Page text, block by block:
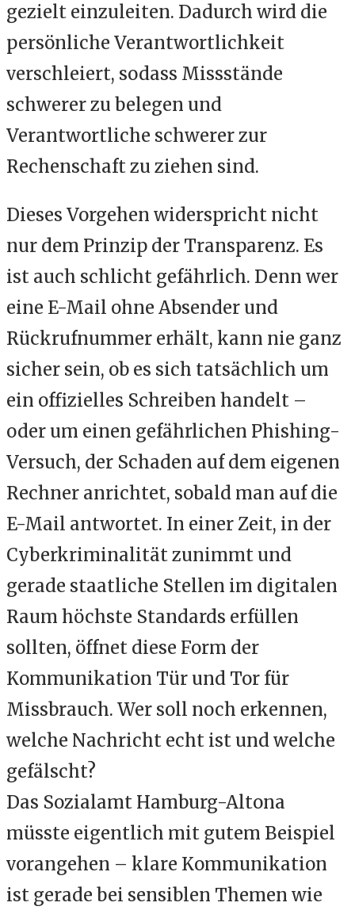
gezielt einzuleiten. Dadurch wird die
persönliche Verantwortlichkeit
verschleiert, sodass Missstände
schwerer zu belegen und
Verantwortliche schwerer zur
Rechenschaft zu ziehen sind.
Dieses Vorgehen widerspricht nicht
nur dem Prinzip der Transparenz. Es
ist auch schlicht gefährlich. Denn wer
eine E-Mail ohne Absender und
Rückrufnummer erhält, kann nie ganz
sicher sein, ob es sich tatsächlich um
ein offizielles Schreiben handelt –
oder um einen gefährlichen Phishing-
Versuch, der Schaden auf dem eigenen
Rechner anrichtet, sobald man auf die
E-Mail antwortet. In einer Zeit, in der
Cyberkriminalität zunimmt und
gerade staatliche Stellen im digitalen
Raum höchste Standards erfüllen
sollten, öffnet diese Form der
Kommunikation Tür und Tor für
Missbrauch. Wer soll noch erkennen,
welche Nachricht echt ist und welche
gefälscht?
Das Sozialamt Hamburg-Altona
müsste eigentlich mit gutem Beispiel
vorangehen – klare Kommunikation
ist gerade bei sensiblen Themen wie